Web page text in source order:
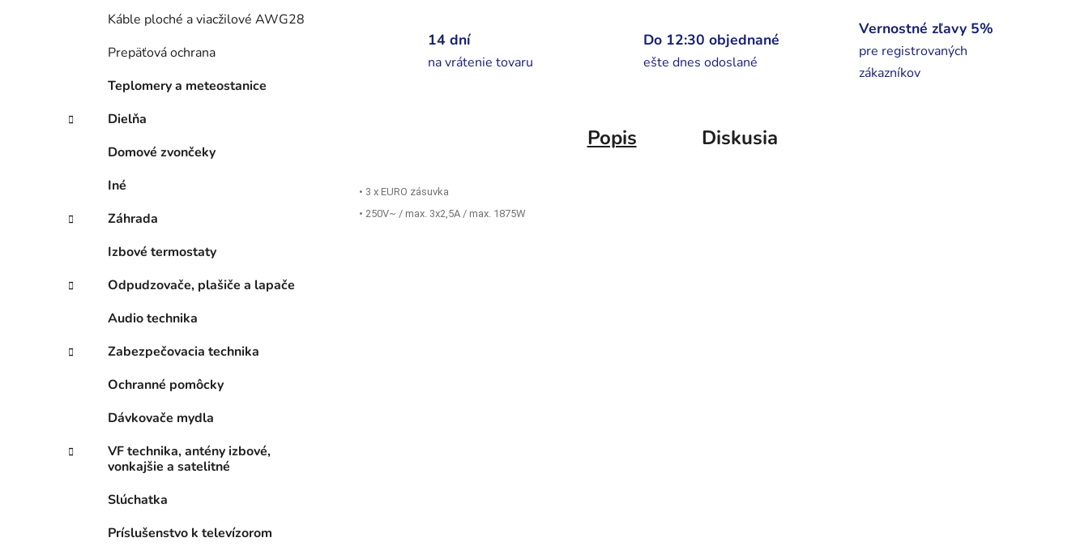
Káble ploché a viacžilové AWG28
Prepäťová ochrana
Teplomery a meteostanice
Dielňa
Domové zvončeky
Iné
Záhrada
Izbové termostaty
Odpudzovače, plašiče a lapače
Audio technika
Zabezpečovacia technika
Ochranné pomôcky
Dávkovače mydla
VF technika, antény izbové,
vonkajšie a satelitné
Slúchatka
Príslušenstvo k televízorom
14 dní
na vrátenie tovaru
Do 12:30 objednané
ešte dnes odoslané
Vernostné zľavy 5%
pre registrovaných
zákazníkov
Popis Diskusia
• 3 x EURO zásuvka
• 250V~ / max. 3x2,5A / max. 1875W